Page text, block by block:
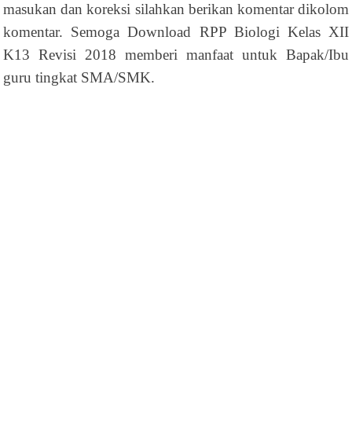
masukan dan koreksi silahkan berikan komentar dikolom
komentar. Semoga Download RPP Biologi Kelas XII
K13 Revisi 2018 memberi manfaat untuk Bapak/Ibu
guru tingkat SMA/SMK.